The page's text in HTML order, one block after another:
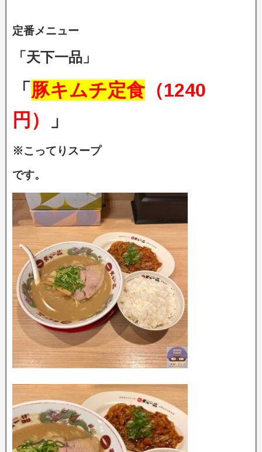
定番メニュー
「天下一品」
「 豚キムチ定食（1240
円）
」
※こってりスープ
です。